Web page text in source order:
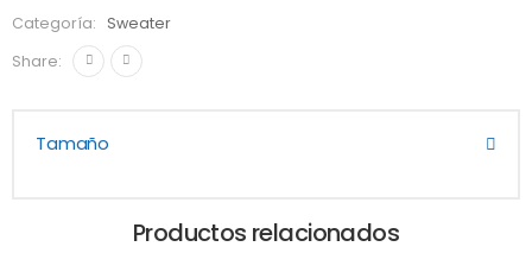
Categoría:
Sweater
Share:
Tamaño
Productos relacionados